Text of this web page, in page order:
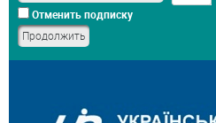
Отменить подписку